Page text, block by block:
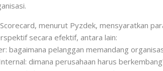
menurut Pyzdek, mensyaratkan
secara efektif, antara lain:
bagaimana pelanggan memandang
dimana perusahaan harus